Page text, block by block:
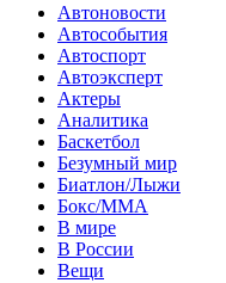
Автоновости
Автособытия
Автоспорт
Автоэксперт
Актеры
Аналитика
Баскетбол
Безумный мир
Биатлон/Лыжи
Бокс/MMA
В мире
В России
Вещи